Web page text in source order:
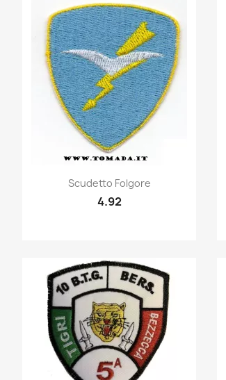
Quick view
Scudetto Folgore
4.92